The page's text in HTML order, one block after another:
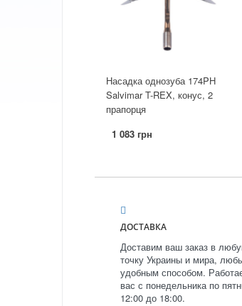
Насадка однозуба 174PH
Salvimar T-REX, конус, 2
прапорця
1 083 грн
ДОСТАВКА
Доставим ваш заказ в
точку Украины и мира,
удобным способом.
вас с понедельника по
12:00 до 18:00.